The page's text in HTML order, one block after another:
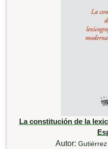
La constitución de la
Autor: Gutiérrez